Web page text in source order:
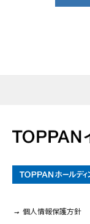
個人情報保護方針